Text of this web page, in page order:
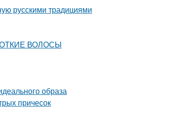
русскими традициями
ВОЛОСЫ
образа
причесок